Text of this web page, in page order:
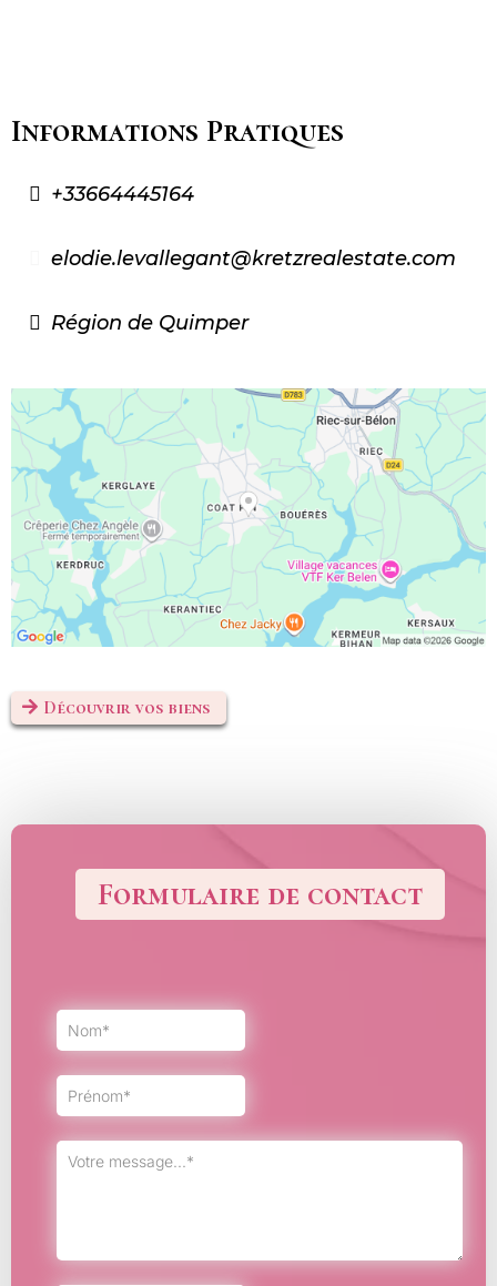
Informations Pratiques
+33664445164
elodie.levallegant@kretzrealestate.com
Région de Quimper
Découvrir vos biens
Formulaire de contact